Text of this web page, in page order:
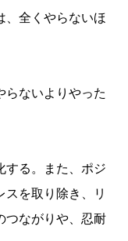
、全くやらないほ
らないよりやった
する。また、ポジ
を取り除き、リ
つながりや、忍耐